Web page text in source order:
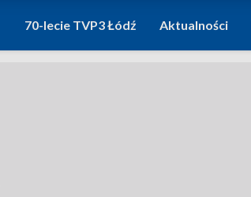
70-lecie TVP3 Łódź Aktualności